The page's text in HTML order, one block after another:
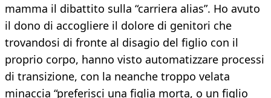
mamma il dibattito sulla “carriera alias”. Ho avuto
il dono di accogliere il dolore di genitori che
trovandosi di fronte al disagio del figlio con il
proprio corpo, hanno visto automatizzare processi
di transizione, con la neanche troppo velata
minaccia “preferisci una figlia morta, o un figlio